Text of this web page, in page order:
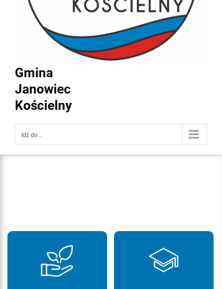
Gmina
Janowiec
Kościelny
Idź do...